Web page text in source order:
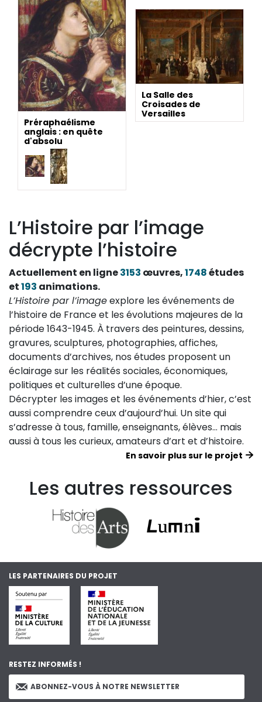
Préraphaélisme
anglais : en quête
d'absolu
La Salle des
Croisades de
Versailles
L’Histoire par l’image
décrypte l’histoire
Actuellement en ligne3153 œuvres,1748études
et193 animations.
L’Histoire par l’imageexplore les événements de
l’histoire de France et les évolutions majeures de la
période 1643-1945. À travers des peintures, dessins,
gravures, sculptures, photographies, affiches,
documents d’archives, nos études proposent un
éclairage sur les réalités sociales, économiques,
politiques et culturelles d’une époque.
Décrypter les images et les événements d’hier, c’est
aussi comprendre ceux d’aujourd’hui. Un site qui
s’adresse à tous, famille, enseignants, élèves… mais
aussi à tous les curieux, amateurs d’art et d’histoire.
En savoir plus sur le projet
Les autres ressources
LES PARTENAIRES DU PROJET
RESTEZ INFORMÉS !
ABONNEZ-VOUS À NOTRE NEWSLETTER